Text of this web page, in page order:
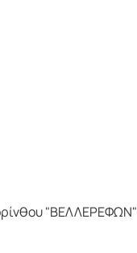
"ΒΕΛΛΕΡΕΦΩΝ"